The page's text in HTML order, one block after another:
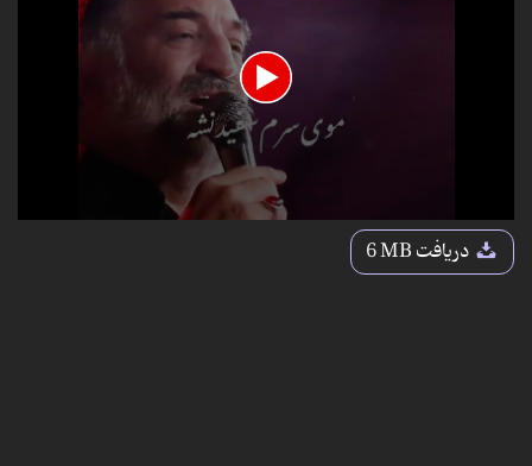
0
دریافت6 MB